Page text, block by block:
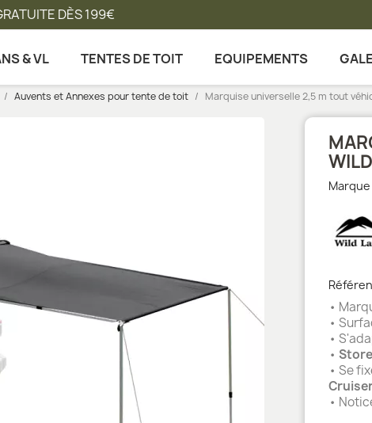
DÈS 199€
& VL TENTES DE TOIT EQUIPEMENTS
Auvents et Annexes pour tente de toit Marquise universelle 2,5 m tout
Marque
•
•
•
•
• Se
•